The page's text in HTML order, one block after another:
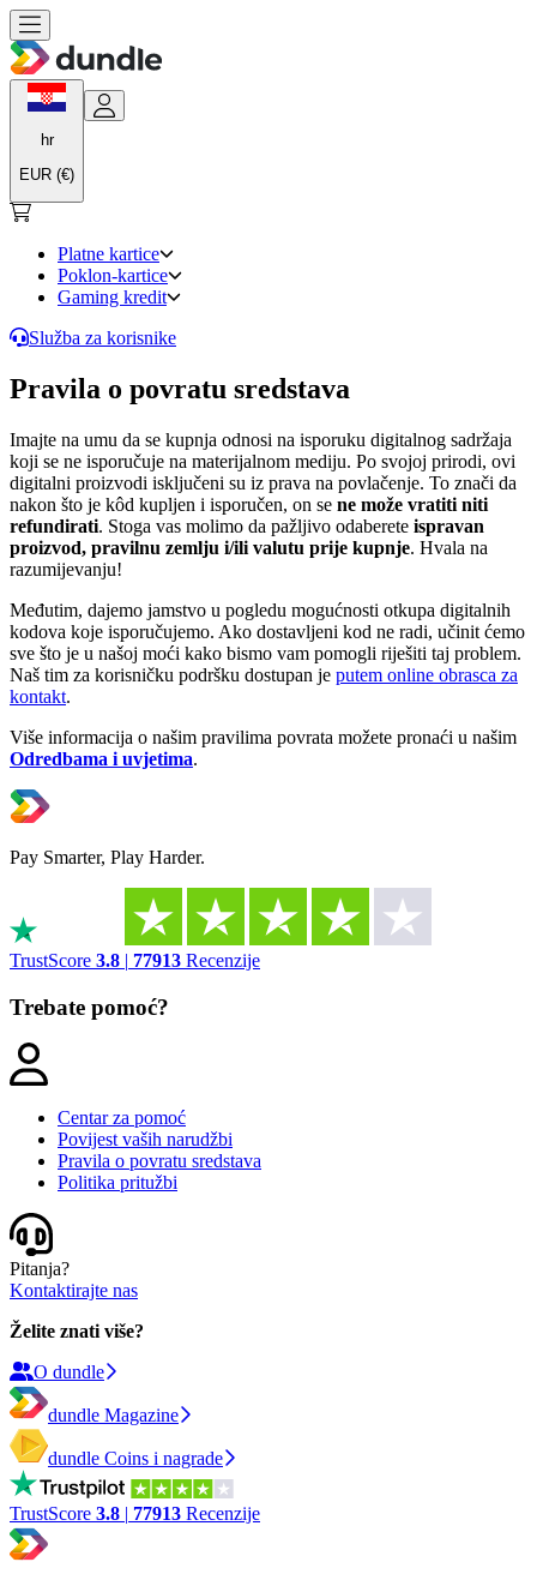
hr
EUR (€)
Platne kartice
Poklon-kartice
Gaming kredit
Služba za korisnike
Pravila o povratu sredstava
Imajte na umu da se kupnja odnosi na isporuku digitalnog sadržaja
koji se ne isporučuje na materijalnom mediju. Po svojoj prirodi, ovi
digitalni proizvodi isključeni su iz prava na povlačenje. To znači da
nakon što je kôd kupljen i isporučen, on se ne može vratiti niti
refundirati. Stoga vas molimo da pažljivo odaberete ispravan
proizvod, pravilnu zemlju i/ili valutu prije kupnje. Hvala na
razumijevanju!
Međutim, dajemo jamstvo u pogledu mogućnosti otkupa digitalnih
kodova koje isporučujemo. Ako dostavljeni kod ne radi, učinit ćemo
sve što je u našoj moći kako bismo vam pomogli riješiti taj problem.
Naš tim za korisničku podršku dostupan je putem online obrasca za
kontakt.
Više informacija o našim pravilima povrata možete pronaći u našim
Odredbama i uvjetima.
Pay Smarter, Play Harder.
TrustScore 3.8 | 77913 Recenzije
Trebate pomoć?
Centar za pomoć
Povijest vaših narudžbi
Pravila o povratu sredstava
Politika pritužbi
Pitanja?
Kontaktirajte nas
Želite znati više?
O dundle
dundle Magazine
dundle Coins i nagrade
TrustScore 3.8 | 77913 Recenzije